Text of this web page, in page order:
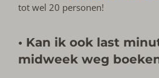
tot wel 20 personen!
• Kan ik ook last
midweek weg